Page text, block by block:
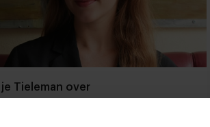
Tieleman over